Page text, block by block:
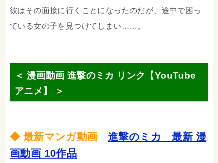
彼はその面接に行くことになったのだが、途中で困っ
ている女の子を見つけてしまい……。
＜ 漫画動画 進撃のミカ リンク【YouTube
アニメ】 ＞
◆ 最新マンガ動画 進撃のミカ 最新 漫
画動画 10作品